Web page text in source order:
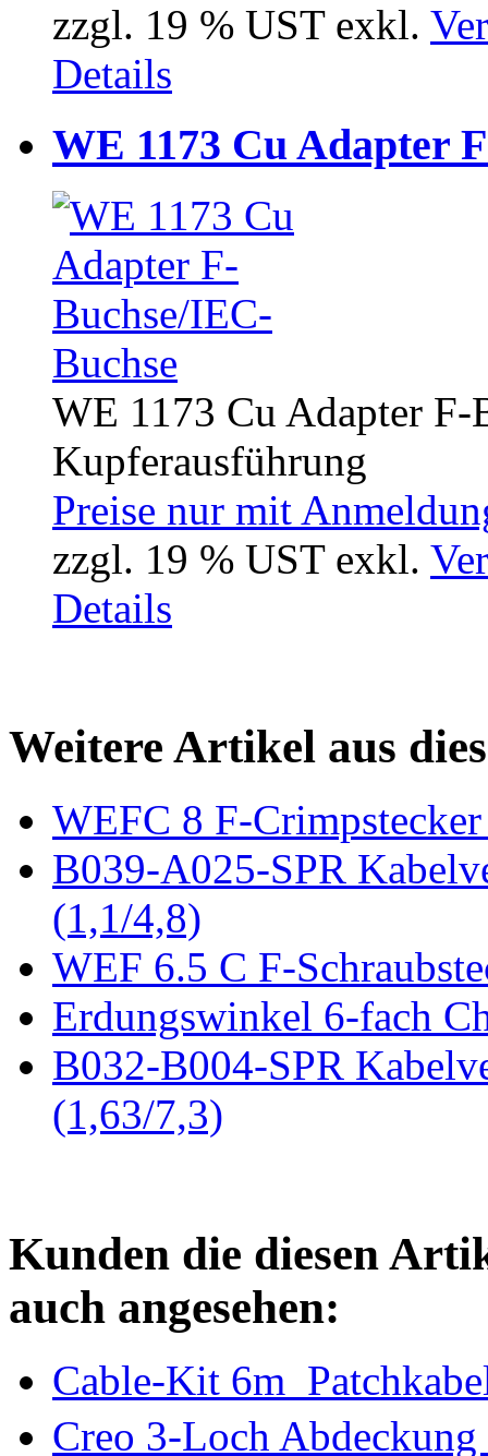
zzgl. 19 % UST exkl.
Details
WE 1173 Cu Adapter
WE 1173 Cu Adapter F-
Kupferausführung
Preise nur mit
zzgl. 19 % UST exkl.
Details
Weitere Artikel aus
WEFC 8 F-
B039-A025-SPR
(1,1/4,8)
WEF 6.5 C F-
Erdungswinkel 6-fach
B032-B004-SPR
(1,63/7,3)
Kunden die diesen
auch angesehen:
Cable-Kit
Creo 3-Loch